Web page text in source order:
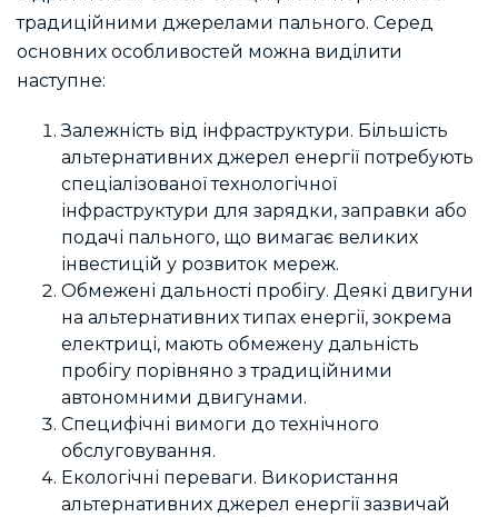
традиційними джерелами пального. Серед
основних особливостей можна виділити
наступне:
Залежність від інфраструктури. Більшість
альтернативних джерел енергії потребують
спеціалізованої технологічної
інфраструктури для зарядки, заправки або
подачі пального, що вимагає великих
інвестицій у розвиток мереж.
Обмежені дальності пробігу. Деякі двигуни
на альтернативних типах енергії, зокрема
електриці, мають обмежену дальність
пробігу порівняно з традиційними
автономними двигунами.
Специфічні вимоги до технічного
обслуговування.
Екологічні переваги. Використання
альтернативних джерел енергії зазвичай